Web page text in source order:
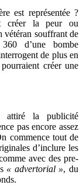
est représentée ?
la peur ou
vétéran souffrant de
d’une bombe
de plus en
créer une
attiré la publicité
pas encore assez
commence tout de
d’inclure les
avec des pre-
« advertorial », du